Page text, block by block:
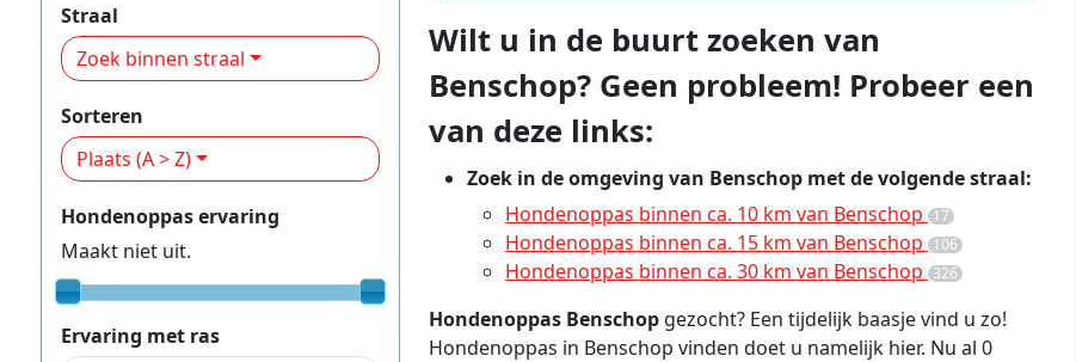
Wilt u in de buurt zoeken van
Benschop? Geen probleem! Probeer een
van deze links:
Zoek in de omgeving van Benschop met de volgende straal:
Hondenoppas binnen ca. 10 km van Benschop 17
Hondenoppas binnen ca. 15 km van Benschop 106
Hondenoppas binnen ca. 30 km van Benschop 326
Hondenoppas Benschop gezocht? Een tijdelijk baasje vind u zo!
Hondenoppas in Benschop vinden doet u namelijk hier. Nu al 0
Straal
Zoek binnen straal
Sorteren
Plaats (A > Z)
Hondenoppas ervaring
Maakt niet uit.
Ervaring met ras